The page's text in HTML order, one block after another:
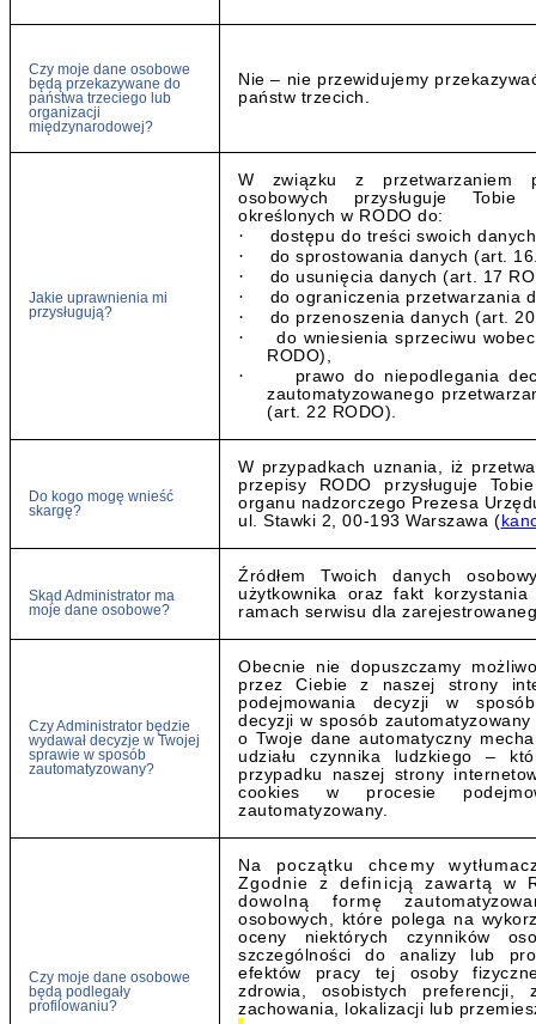
Czy moje dane osobowe
będą przekazywane do
państwa trzeciego lub
organizacji
międzynarodowej?
Nie – nie przewidujemy
państw trzecich.
Jakie uprawnienia mi
przysługują?
W związku z przetwarzaniem
osobowych przysługuje
określonych w RODO do:
· dostępu do treści swoich
· do sprostowania danych (art.
· do usunięcia danych (art. 17
· do ograniczenia przetwarzania
· do przenoszenia danych (art.
·
do wniesienia sprzeciwu
RODO),
·
prawo do niepodlegania
zautomatyzowanego
(art. 22 RODO).
Do kogo mogę wnieść
skargę?
W przypadkach uznania, iż
przepisy RODO przysługuje
organu nadzorczego Prezesa
ul. Stawki 2, 00-193 Warszawa (
Skąd Administrator ma
moje dane osobowe?
Źródłem Twoich danych
użytkownika oraz fakt
ramach serwisu dla
Czy Administrator będzie
wydawał decyzje w Twojej
sprawie w sposób
zautomatyzowany?
Obecnie nie dopuszczamy
przez Ciebie z naszej strony
podejmowania decyzji w
decyzji w sposób
o Twoje dane automatyczny
udziału czynnika ludzkiego –
przypadku naszej strony
cookies w procesie
zautomatyzowany.
Czy moje dane osobowe
będą podlegały
profilowaniu?
Na początku chcemy
Zgodnie z definicją zawartą w
dowolną formę
osobowych, które polega na
oceny niektórych czynników
szczególności do analizy lub
efektów pracy tej osoby
zdrowia, osobistych preferencji,
zachowania, lokalizacji lub